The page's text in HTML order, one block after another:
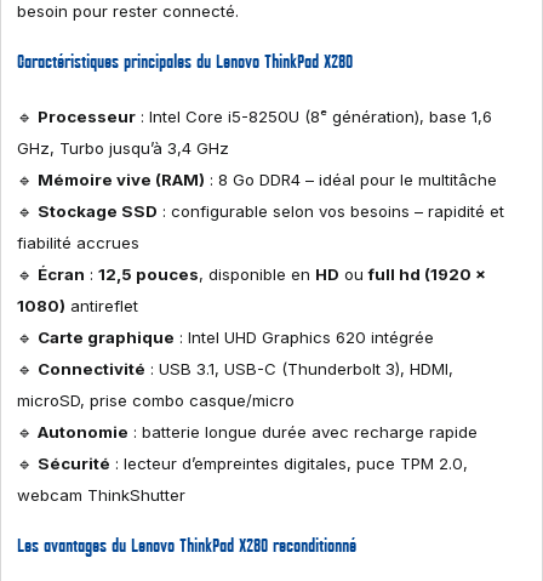
besoin pour rester connecté.
Caractéristiques principales du Lenovo ThinkPad X280
🔹 Processeur : Intel Core i5-8250U (8ᵉ génération), base 1,6
GHz, Turbo jusqu’à 3,4 GHz
🔹 Mémoire vive (RAM) : 8 Go DDR4 – idéal pour le multitâche
🔹 Stockage SSD : configurable selon vos besoins – rapidité et
fiabilité accrues
🔹 Écran :12,5 pouces, disponible en HD oufull hd (1920 x
1080) antireflet
🔹 Carte graphique : Intel UHD Graphics 620 intégrée
🔹 Connectivité : USB 3.1, USB-C (Thunderbolt 3), HDMI,
microSD, prise combo casque/micro
🔹Autonomie : batterie longue durée avec recharge rapide
🔹 Sécurité : lecteur d’empreintes digitales, puce TPM 2.0,
webcam ThinkShutter
Les avantages du Lenovo ThinkPad X280 reconditionné